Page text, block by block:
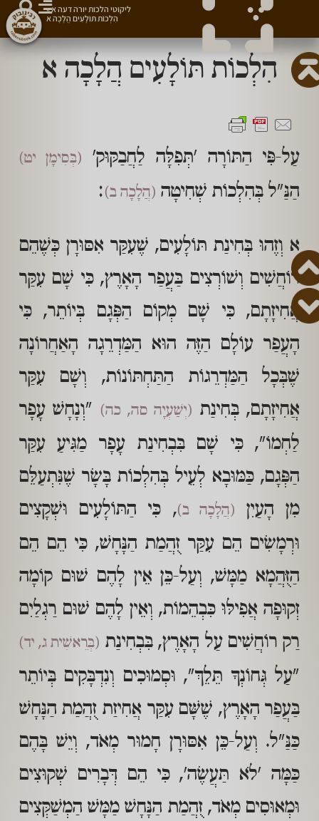
הִלְכוֹת תּוֹלָעִים הֲלָכָה א
עַל-פִּי הַתּוֹרָה 'תְּפִלָּה לַחֲבַקּוּק' (בְּסִימָן יט)
הַנַּ"ל בְּהִלְכוֹת שְׁחִיטָה (הֲלָכָה ב):
א וְזֶהוּ בְּחִינַת תּוֹלָעִים, שֶׁעִקַּר אִסּוּרָן כְּשֶׁהֵם
רוֹחֲשִׁים וְשׁוֹרְצִים בַּעֲפַר הָאָרֶץ, כִּי שָׁם עִקַּר
אֲחִיזָתָם, כִּי שָׁם מְקוֹם הַפְּגָם בְּיוֹתֵר, כִּי
הָעֲפַר עוֹלָם הַזֶּה הוּא הַמַּדְרֵגָה הָאַחֲרוֹנָה
שֶׁבְּכָל הַמַּדְרֵגוֹת הַתַּחְתּוֹנוֹת, וְשָׁם עִקַּר
אֲחִיזָתָם, בְּחִינַת (יְשַׁעְיָה סה, כה) "וְנָחָשׁ עָפָר
לַחְמוֹ", כִּי שָׁם בִּבְחִינַת עָפָר מַגִּיעַ עִקַּר
הַפְּגָם, כַּמּוּבָא לְעֵיל בְּהִלְכוֹת בָּשָׂר שֶׁנִּתְעַלֵּם
מִן הָעַיִן
(הֲלָכָה ב), כִּי הַתּוֹלָעִים וּשְׁקָצִים
וּרְמָשִׂים הֵם עִקַּר זֻהֲמַת הַנָּחָשׁ, כִּי הֵם הֵם
הַזֻּהֲמָא מַמָּשׁ, וְעַל-כֵּן אֵין לָהֶם שׁוּם קוֹמָה
זְקוּפָה אֲפִילּוּ כִּבְהֵמוֹת, וְאֵין לָהֶם שׁוּם רַגְלַיִם
רַק רוֹחֲשִׁים עַל הָאָרֶץ, בִּבְחִינַת (בְּרֵאשִׁית ג, יד)
"עַל גְּחוֹנְךָ תֵּלֵךְ", וּסְמוּכִים וְנִדְבָּקִים בְּיוֹתֵר
בַּעֲפַר הָאָרֶץ, שֶׁשָּׁם עִקַּר אֲחִיזַת זֻהֲמַת הַנָּחָשׁ
כַּנַּ"ל. וְעַל-כֵּן אִסּוּרָן חָמוּר מְאֹד, וְיֵשׁ בָּהֶם
כַּמָּה 'לֹא תַּעֲשֶׂה', כִּי הֵם דְּבָרִים שְׁקוּצִים
וּמְאוּסִים מְאֹד, זֻהֲמַת הַנָּחָשׁ מַמָּשׁ הַמְשַׁקְּצִים
ליקוטי הלכות יורה דעה א»
הִלְכוֹת תּוֹלָעִים הֲלָכָה א